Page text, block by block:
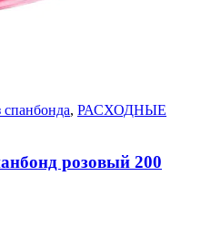
, РАСХОДНЫЕ
розовый 200